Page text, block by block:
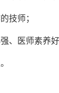
技师；
、医师素养好